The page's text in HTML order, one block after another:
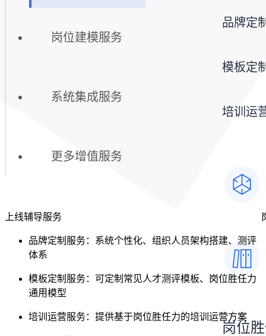
岗位建模服务
系统集成服务
更多增值服务
品牌定
模板定
培训运
岗位
上线辅导服务
品牌定制服务：系统个性化、组织人员架构搭建、测评
体系
模板定制服务：可定制常见人才测评模板、岗位胜任力
通用模型
培训运营服务：提供基于岗位胜任力的培训运营方案